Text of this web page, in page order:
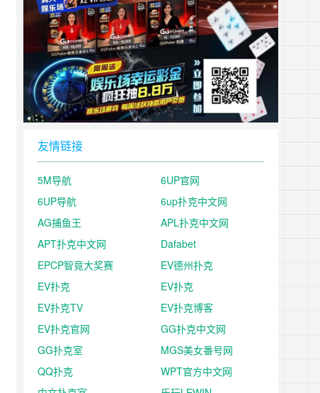
友情链接
5M导航
6UP官网
6UP导航
6up扑克中文网
AG捕鱼王
APL扑克中文网
APT扑克中文网
Dafabet
EPCP智竟大奖赛
EV德州扑克
EV扑克
EV扑克
EV扑克TV
EV扑克博客
EV扑克官网
GG扑克中文网
GG扑克室
MGS美女番号网
QQ扑克
WPT官方中文网